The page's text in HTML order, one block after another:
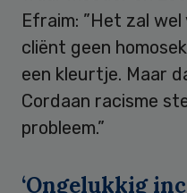
Efraim: ”Het zal
cliënt geen
een kleurtje. Maar
Cordaan racisme
probleem.”
‘Ongelukkig